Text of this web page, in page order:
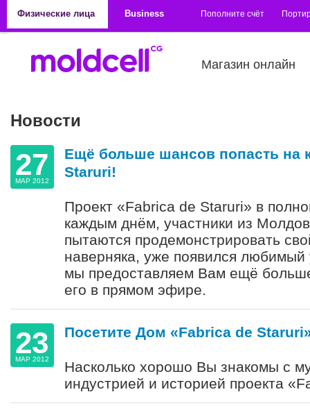
Физические лица
Business Пополните счёт
Магазин онлайн
Новости
27
МАР 2012
Ещё больше шансов попасть на
Staruri!
Проект «Fabrica de Staruri» в
каждым днём, участники из
пытаются продемонстрировать
наверняка, уже появился любимый
мы предоставляем Вам ещё
его в прямом эфире.
23
МАР 2012
Посетите Дом «Fabrica de
Насколько хорошо Вы знакомы с
индустрией и историей проекта
Страницы